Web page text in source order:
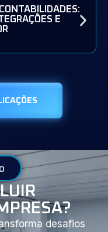
E
desafios